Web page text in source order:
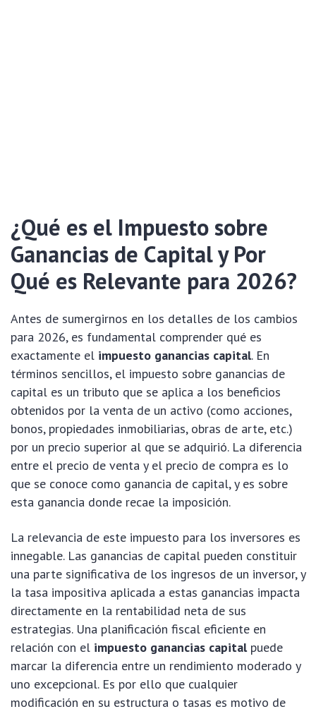
¿Qué es el Impuesto sobre
Ganancias de Capital y Por
Qué es Relevante para 2026?
Antes de sumergirnos en los detalles de los cambios
para 2026, es fundamental comprender qué es
exactamente el impuesto ganancias capital. En
términos sencillos, el impuesto sobre ganancias de
capital es un tributo que se aplica a los beneficios
obtenidos por la venta de un activo (como acciones,
bonos, propiedades inmobiliarias, obras de arte, etc.)
por un precio superior al que se adquirió. La diferencia
entre el precio de venta y el precio de compra es lo
que se conoce como ganancia de capital, y es sobre
esta ganancia donde recae la imposición.
La relevancia de este impuesto para los inversores es
innegable. Las ganancias de capital pueden constituir
una parte significativa de los ingresos de un inversor, y
la tasa impositiva aplicada a estas ganancias impacta
directamente en la rentabilidad neta de sus
estrategias. Una planificación fiscal eficiente en
relación con el impuesto ganancias capitalpuede
marcar la diferencia entre un rendimiento moderado y
uno excepcional. Es por ello que cualquier
modificación en su estructura o tasas es motivo de